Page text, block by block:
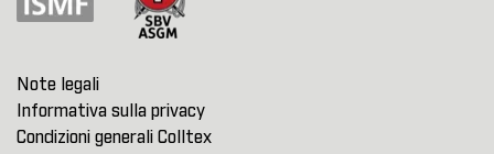
Note legali
Informativa sulla privacy
Condizioni generali Colltex